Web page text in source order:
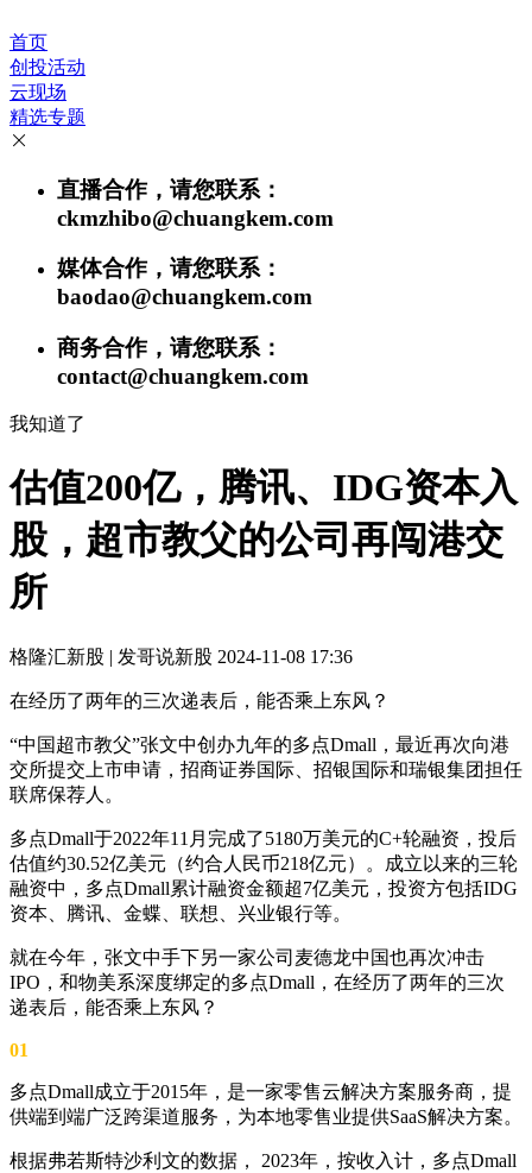
首页
创投活动
云现场
精选专题
直播合作，请您联系：
ckmzhibo@chuangkem.com
媒体合作，请您联系：
baodao@chuangkem.com
商务合作，请您联系：
contact@chuangkem.com
我知道了
估值200亿，腾讯、IDG资本入
股，超市教父的公司再闯港交
所
格隆汇新股 | 发哥说新股 2024-11-08 17:36
在经历了两年的三次递表后，能否乘上东风？
“中国超市教父”张文中创办九年的多点Dmall，最近再次向港
交所提交上市申请，招商证券国际、招银国际和瑞银集团担任
联席保荐人。
多点Dmall于2022年11月完成了5180万美元的C+轮融资，投后
估值约30.52亿美元（约合人民币218亿元）。成立以来的三轮
融资中，多点Dmall累计融资金额超7亿美元，投资方包括IDG
资本、腾讯、金蝶、联想、兴业银行等。
就在今年，张文中手下另一家公司麦德龙中国也再次冲击
IPO，和物美系深度绑定的多点Dmall，在经历了两年的三次
递表后，能否乘上东风？
01
多点Dmall成立于2015年，是一家零售云解决方案服务商，提
供端到端广泛跨渠道服务，为本地零售业提供SaaS解决方案。
根据弗若斯特沙利文的数据， 2023年，按收入计，多点Dmall